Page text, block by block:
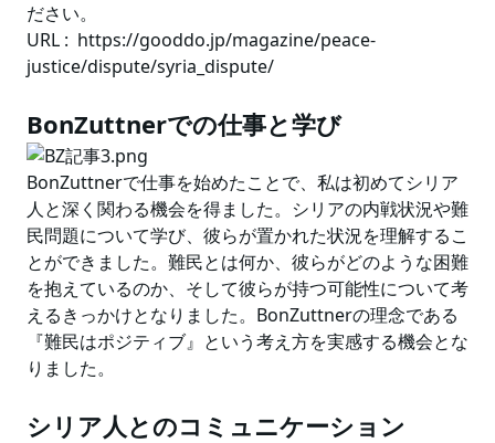
ださい。
URL : https://gooddo.jp/magazine/peace-
justice/dispute/syria_dispute/
BonZuttnerでの仕事と学び
BonZuttnerで仕事を始めたことで、私は初めてシリア
人と深く関わる機会を得ました。シリアの内戦状況や難
民問題について学び、彼らが置かれた状況を理解するこ
とができました。難民とは何か、彼らがどのような困難
を抱えているのか、そして彼らが持つ可能性について考
えるきっかけとなりました。BonZuttnerの理念である
『難民はポジティブ』という考え方を実感する機会とな
りました。
シリア人とのコミュニケーション